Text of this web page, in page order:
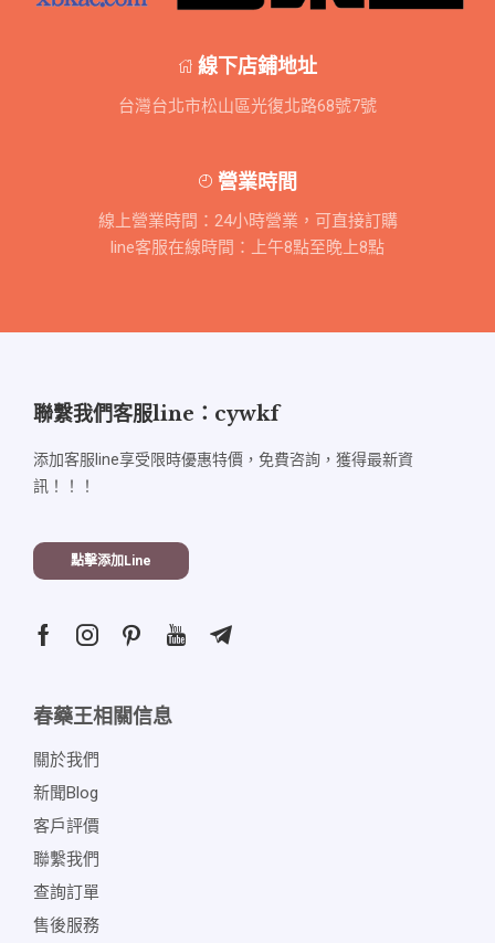
線下店鋪地址
台灣台北市松山區光復北路68號7號
營業時間
線上營業時間：24小時營業，可直接訂購
line客服在線時間：上午8點至晚上8點
聯繫我們客服line：cywkf
添加客服line享受限時優惠特價，免費咨詢，獲得最新資
訊！！！
點擊添加line
春藥王相關信息
關於我們
新聞blog
客戶評價
聯繫我們
查詢訂單
售後服務